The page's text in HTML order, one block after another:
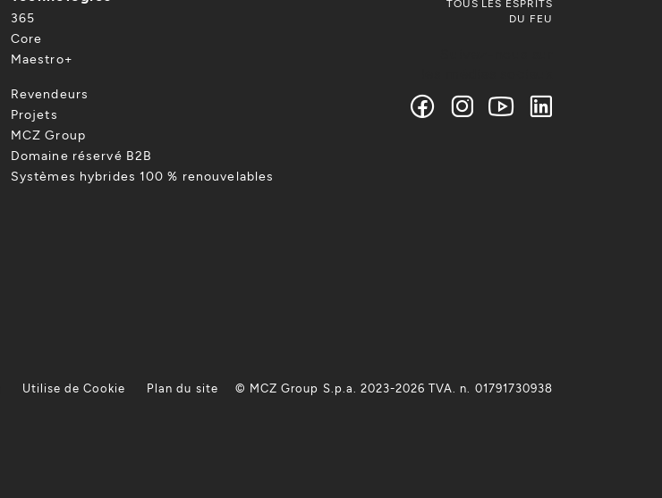
365
Core
Maestro+
Revendeurs
Projets
MCZ Group
Domaine réservé B2B
Systèmes hybrides 100 % renouvelables
TOUS LES ESPRITS
DU FEU
Utilise de Cookie Plan du site © MCZ Group S.p.a. 2023-2026 TVA. n. 01791730938